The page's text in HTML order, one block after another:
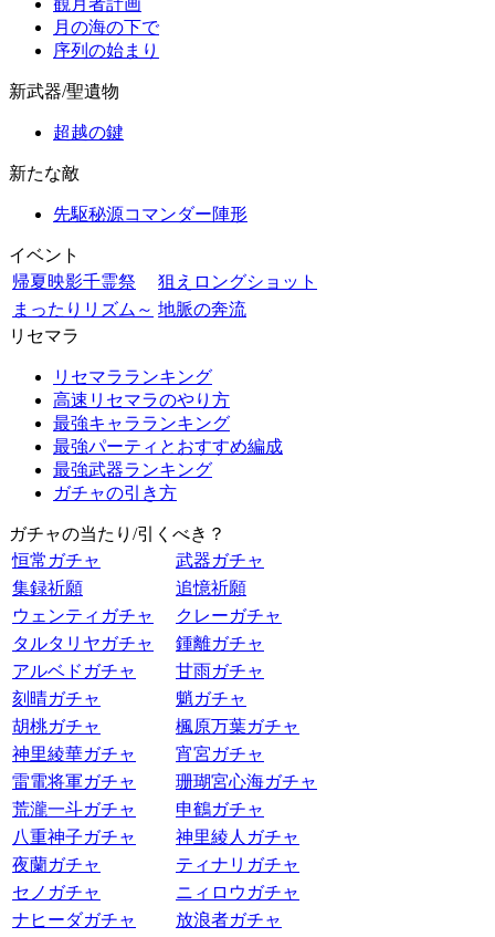
観月者計画
月の海の下で
序列の始まり
新武器/聖遺物
超越の鍵
新たな敵
先駆秘源コマンダー陣形
イベント
帰夏映影千霊祭
狙えロングショット
まったりリズム～ 地脈の奔流
リセマラ
リセマラランキング
高速リセマラのやり方
最強キャラランキング
最強パーティとおすすめ編成
最強武器ランキング
ガチャの引き方
ガチャの当たり/引くべき？
恒常ガチャ
武器ガチャ
集録祈願
追憶祈願
ウェンティガチャ
クレーガチャ
タルタリヤガチャ
鍾離ガチャ
アルベドガチャ
甘雨ガチャ
刻晴ガチャ
魈ガチャ
胡桃ガチャ
楓原万葉ガチャ
神里綾華ガチャ
宵宮ガチャ
雷電将軍ガチャ
珊瑚宮心海ガチャ
荒瀧一斗ガチャ
申鶴ガチャ
八重神子ガチャ
神里綾人ガチャ
夜蘭ガチャ
ティナリガチャ
セノガチャ
ニィロウガチャ
ナヒーダガチャ
放浪者ガチャ